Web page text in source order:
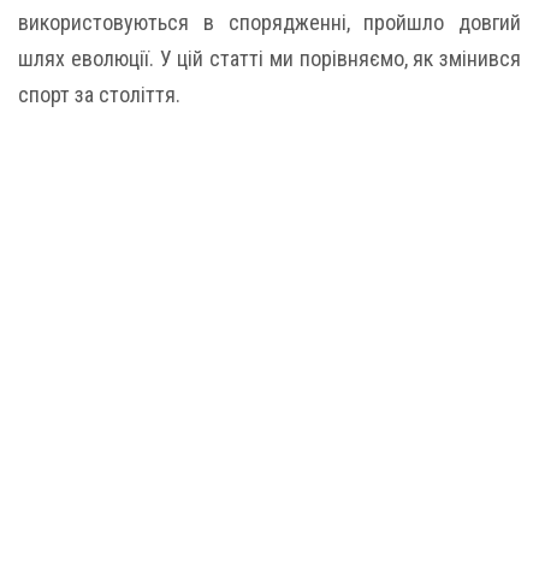
використовуються в спорядженні, пройшло довгий
шлях еволюції. У цій статті ми порівняємо, як змінився
спорт за століття.